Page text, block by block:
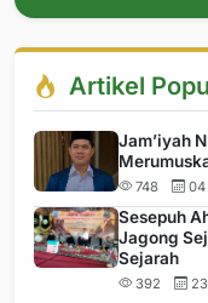
Artikel
Jam’iyah
748 04
Sesepuh
Jagong
Sejarah
392